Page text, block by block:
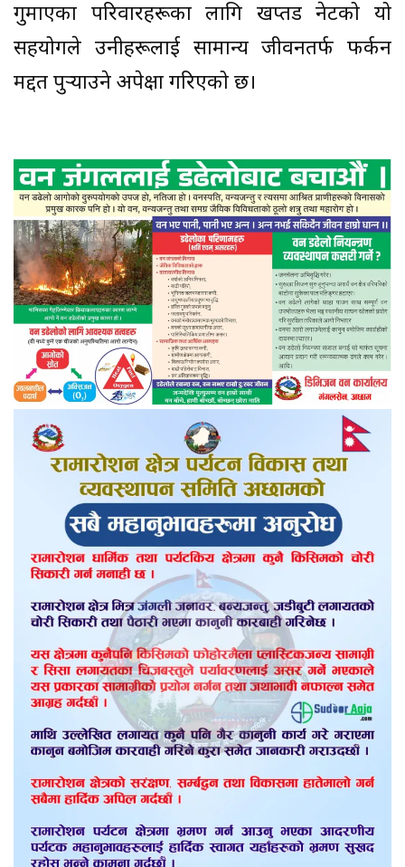
गुमाएका परिवारहरूका लागि खप्तड नेटको यो
सहयोगले उनीहरूलाई सामान्य जीवनतर्फ फर्कन
मद्दत पुर्‍याउने अपेक्षा गरिएको छ।